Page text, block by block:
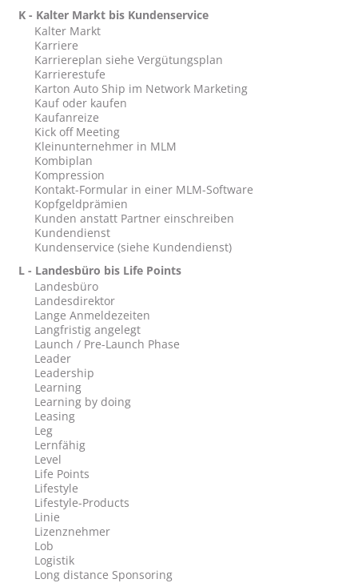
K - Kalter Markt bis Kundenservice
Kalter Markt
Karriere
Karriereplan siehe Vergütungsplan
Karrierestufe
Karton Auto Ship im Network Marketing
Kauf oder kaufen
Kaufanreize
Kick off Meeting
Kleinunternehmer in MLM
Kombiplan
Kompression
Kontakt-Formular in einer MLM-Software
Kopfgeldprämien
Kunden anstatt Partner einschreiben
Kundendienst
Kundenservice (siehe Kundendienst)
L - Landesbüro bis Life Points
Landesbüro
Landesdirektor
Lange Anmeldezeiten
Langfristig angelegt
Launch / Pre-Launch Phase
Leader
Leadership
Learning
Learning by doing
Leasing
Leg
Lernfähig
Level
Life Points
Lifestyle
Lifestyle-Products
Linie
Lizenznehmer
Lob
Logistik
Long distance Sponsoring